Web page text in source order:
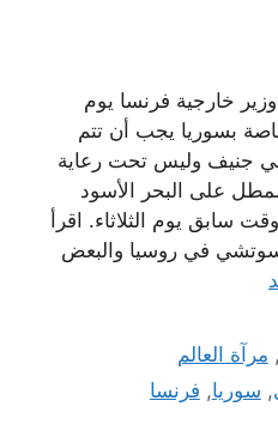
خارجية فرنسا يوم
بسوريا يجب أن تتم
جنيف وليس تحت رعاية
على البحر الأسود
سابق يوم الثلاثاء. اقرأ
سوتشي في روسيا والبعض
, مرآة العالم
, سوريا, فرنسا